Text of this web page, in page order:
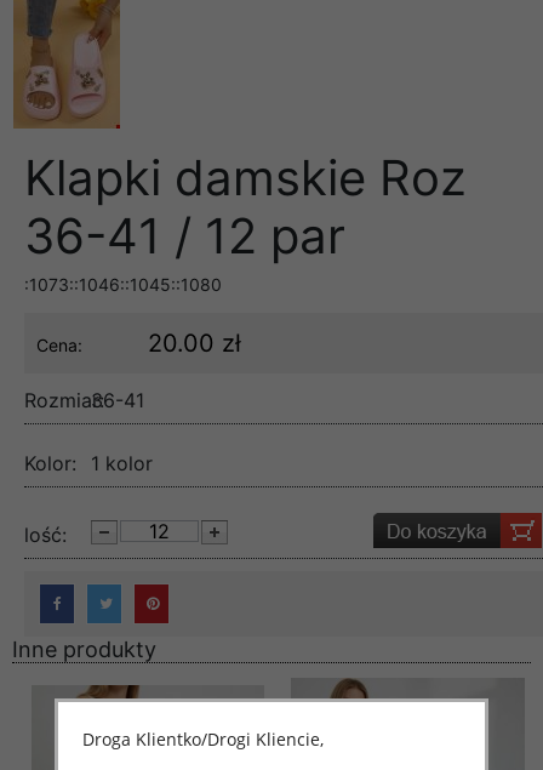
Klapki damskie Roz
36-41 / 12 par
:1073::1046::1045::1080
Cena: 20.00 zł
Rozmiar:36-41
Kolor: 1 kolor
lość:
Inne produkty
Droga Klientko/Drogi Kliencie,